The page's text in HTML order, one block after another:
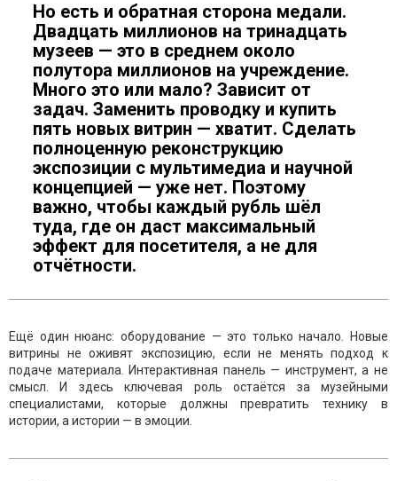
Но есть и обратная сторона медали.
Двадцать миллионов на тринадцать
музеев — это в среднем около
полутора миллионов на учреждение.
Много это или мало? Зависит от
задач. Заменить проводку и купить
пять новых витрин — хватит. Сделать
полноценную реконструкцию
экспозиции с мультимедиа и научной
концепцией — уже нет. Поэтому
важно, чтобы каждый рубль шёл
туда, где он даст максимальный
эффект для посетителя, а не для
отчётности.
Ещё один нюанс: оборудование — это только начало. Новые
витрины не оживят экспозицию, если не менять подход к
подаче материала. Интерактивная панель — инструмент, а не
смысл. И здесь ключевая роль остаётся за музейными
специалистами, которые должны превратить технику в
истории, а истории — в эмоции.